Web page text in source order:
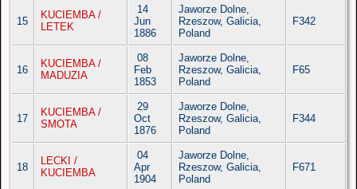
15
KUCIEMBA /
LETEK
14
Jun
1886
Jaworze Dolne,
Rzeszow, Galicia,
Poland
F342
16
KUCIEMBA /
MADUZIA
08
Feb
1853
Jaworze Dolne,
Rzeszow, Galicia,
Poland
F65
17
KUCIEMBA /
SMOTA
29
Oct
1876
Jaworze Dolne,
Rzeszow, Galicia,
Poland
F344
18
LECKI /
KUCIEMBA
04
Apr
1904
Jaworze Dolne,
Rzeszow, Galicia,
Poland
F671